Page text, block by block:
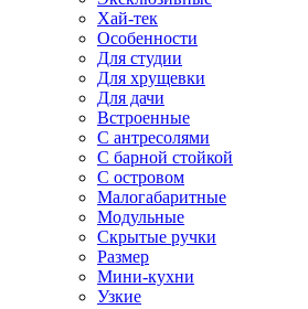
Хай-тек
Особенности
Для студии
Для хрущевки
Для дачи
Встроенные
С антресолями
С барной стойкой
С островом
Малогабаритные
Модульные
Скрытые ручки
Размер
Мини-кухни
Узкие